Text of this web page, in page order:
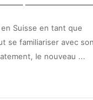
Suisse en tant que
se familiariser avec
le nouveau ...